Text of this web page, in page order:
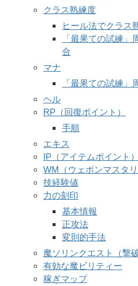
クラス熟練度
ヒール法でクラス
「最果ての試練
合
マナ
「最果ての試練」
ヘル
RP（回復ポイント）
手順
エキス
IP（アイテムポイント）
WM（ウェポンマスタリ
技経験値
力の刻印
基本情報
正攻法
変則的手法
魔ソリンクエスト（撃破
有効な魔ビリティー
稼ぎマップ